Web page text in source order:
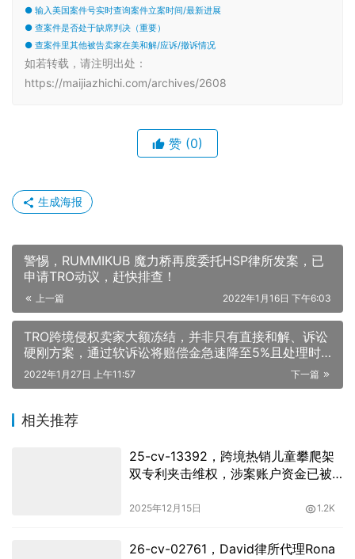
● 输入美国案件号实时查询案件立案时间/最新进展
● 查案件是否处于缺席判决（重要）
● 查案件里其他被告卖家在美和解/应诉/撤诉情况
如若转载，请注明出处：
https://maijiazhichi.com/archives/2608
赞 (0)
生成海报
警惕，RUMMIKUB 魔力桥再度委托HSP律所发案，已
申请TRO动议，赶快排查！
上一篇 2022年1月16日 下午6:03
TRO跨境侵权卖家大额冻结，并非只有直接和解、诉讼
硬刚方案，通过软诉讼将赔偿金急速降至5%且处理时
间大幅缩减！
下一篇
2022年1月27日 上午11:57
相关推荐
25-cv-13392，跨境热销儿童攀爬架
双专利夹击维权，涉案账户资金已被
2025年12月15日 1.2K
26-cv-02761，David律所代理Rona